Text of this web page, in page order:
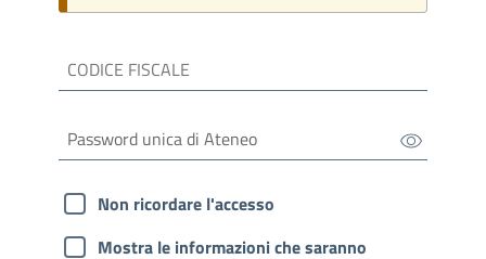
Non ricordare l'accesso
Mostra le informazioni che saranno